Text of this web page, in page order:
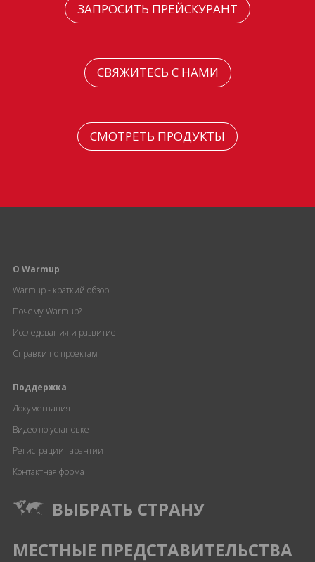
ЗАПРОСИТЬ ПРЕЙСКУРАНТ
СВЯЖИТЕСЬ С НАМИ
СМОТРЕТЬ ПРОДУКТЫ
О Warmup
Warmup - краткий обзор
Почему Warmup?
Исследования и развитие
Справки по проектам
Поддержка
Документация
Видео по установке
Регистрации гарантии
Контактная форма
ВЫБРАТЬ СТРАНУ
МЕСТНЫЕ ПРЕДСТАВИТЕЛЬСТВА